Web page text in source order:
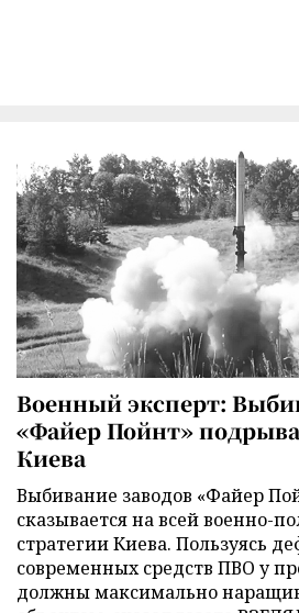
Военный эксперт:
«Файер Пойнт»
Киева
Выбивание заводов «Файер
сказывается на всей военно-
стратегии Киева. Пользуясь
современных средств ПВО у
должны максимально